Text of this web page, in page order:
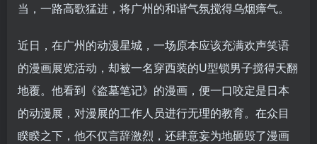
当，一路高歌猛进，将广州的和谐气氛搅得乌烟瘴气。
近日，在广州的动漫星城，一场原本应该充满欢声笑语
的漫画展览活动，却被一名穿西装的U型锁男子搅得天翻
地覆。他看到《盗墓笔记》的漫画，便一口咬定是日本
的动漫展，对漫展的工作人员进行无理的教育。在众目
睽睽之下，他不仅言辞激烈，还肆意妄为地砸毁了漫画